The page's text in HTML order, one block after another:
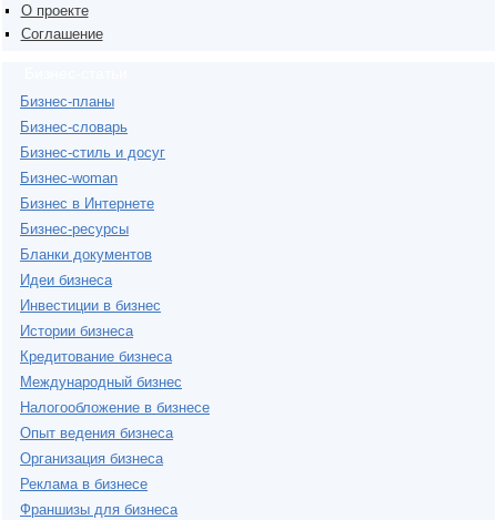
О проекте
Соглашение
Бизнес-планы
Бизнес-словарь
Бизнес-стиль и досуг
Бизнес-woman
Бизнес в Интернете
Бизнес-ресурсы
Бланки документов
Идеи бизнеса
Инвестиции в бизнес
Истории бизнеса
Кредитование бизнеса
Международный бизнес
Налогообложение в бизнесе
Опыт ведения бизнеса
Организация бизнеса
Реклама в бизнесе
Франшизы для бизнеса